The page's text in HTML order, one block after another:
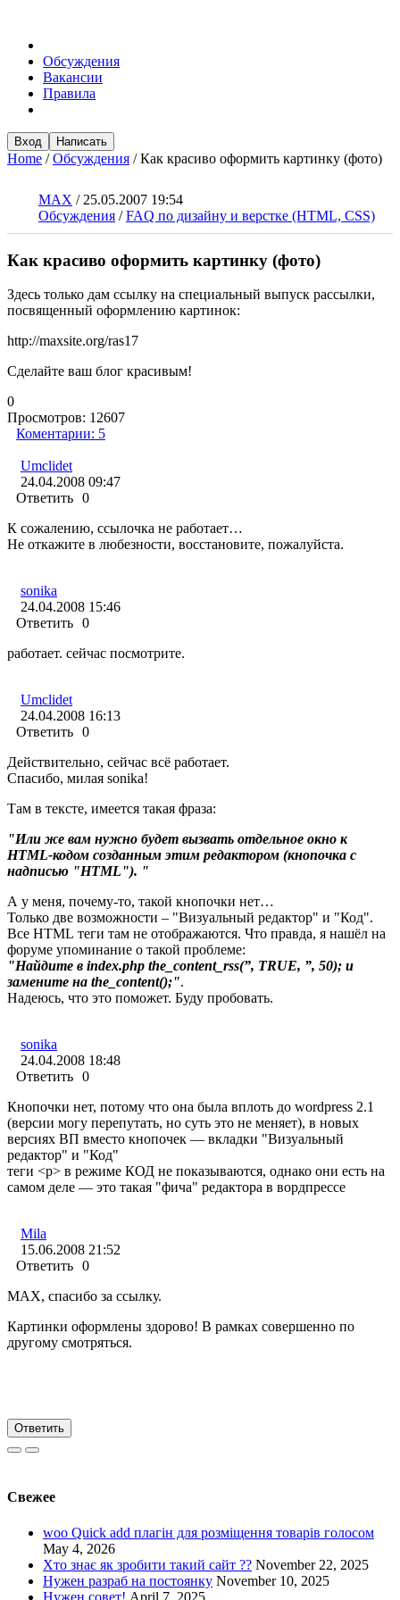
Обсуждения
Вакансии
Правила
Вход Написать
Home /Обсуждения /Как красиво оформить картинку (фото)
MAX / 25.05.2007 19:54
Обсуждения /FAQ по дизайну и верстке (HTML, CSS)
Как красиво оформить картинку (фото)
Здесь только дам ссылку на специальный выпуск рассылки,
посвященный оформлению картинок:
http://maxsite.org/ras17
Сделайте ваш блог красивым!
0
Просмотров: 12607
Коментарии: 5
Umclidet
24.04.2008 09:47
Ответить 0
К сожалению, ссылочка не работает…
Не откажите в любезности, восстановите, пожалуйста.
sonika
24.04.2008 15:46
Ответить 0
работает. сейчас посмотрите.
Umclidet
24.04.2008 16:13
Ответить 0
Действительно, сейчас всё работает.
Спасибо, милая sonika!
Там в тексте, имеется такая фраза:
"Или же вам нужно будет вызвать отдельное окно к
HTML-кодом созданным этим редактором (кнопочка с
надписью "HTML"). "
А у меня, почему-то, такой кнопочки нет…
Только две возможности – "Визуальный редактор" и "Код".
Все HTML теги там не отображаются. Что правда, я нашёл на
форуме упоминание о такой проблеме:
"Найдите в index.php the_content_rss(”, TRUE, ”, 50); и
замените на the_content();".
Надеюсь, что это поможет. Буду пробовать.
sonika
24.04.2008 18:48
Ответить 0
Кнопочки нет, потому что она была вплоть до wordpress 2.1
(версии могу перепутать, но суть это не меняет), в новых
версиях ВП вместо кнопочек — вкладки "Визуальный
редактор" и "Код"
теги <p> в режиме КОД не показываются, однако они есть на
самом деле — это такая "фича" редактора в вордпрессе
Mila
15.06.2008 21:52
Ответить 0
MAX, спасибо за ссылку.
Картинки оформлены здорово! В рамках совершенно по
другому смотряться.
Ответить
Свежее
woo Quick add плагін для розміщення товарів голосом
May 4, 2026
Хто знає як зробити такий сайт ?? November 22, 2025
Нужен разраб на постоянку November 10, 2025
Нужен совет! April 7, 2025